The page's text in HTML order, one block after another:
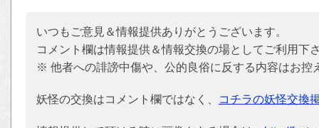
いつもご意見＆情報提供ありがとうございます。
コメント欄は情報提供＆情報交換の場としてご利用下
※ 他者への誹謗中傷や、公的良俗に反する内容はお控
妖怪の交換はコメント欄ではなく、 コチラの妖怪交換